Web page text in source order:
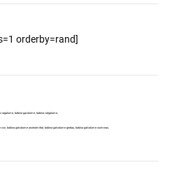
orderby=rand]
vagalume, bobina gavolume, bobina valgalume,
bobina galvalume arcelormittal, bobina galvalume gerdau, bobina galvalume usiminas,